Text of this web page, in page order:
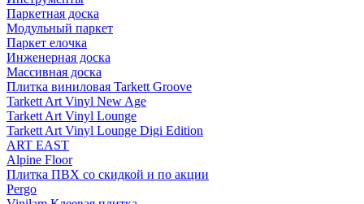
Паркетная доска
Модульный паркет
Паркет елочка
Инженерная доска
Массивная доска
Плитка виниловая Tarkett Groove
Tarkett Art Vinyl New Age
Tarkett Art Vinyl Lounge
Tarkett Art Vinyl Lounge Digi Edition
ART EAST
Alpine Floor
Плитка ПВХ со скидкой и по акции
Pergo